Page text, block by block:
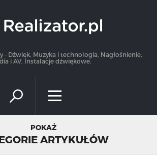
- Dźwięk, Muzyka i technologia, Nagłośnienie,
i AV, Instalacje dźwiękowe.
POKAŻ
ARTYKUŁÓW